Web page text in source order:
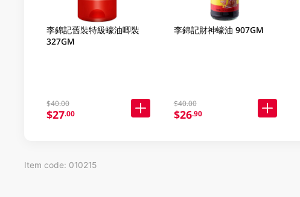
李錦記舊裝特級蠔油唧裝
327GM
$40.00
$27.00
李錦記財神蠔油 907GM
$40.00
$26.90
Item code: 010215